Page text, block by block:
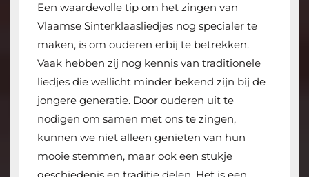
Een waardevolle tip om het zingen van
Vlaamse Sinterklaasliedjes nog specialer te
maken, is om ouderen erbij te betrekken.
Vaak hebben zij nog kennis van traditionele
liedjes die wellicht minder bekend zijn bij de
jongere generatie. Door ouderen uit te
nodigen om samen met ons te zingen,
kunnen we niet alleen genieten van hun
mooie stemmen, maar ook een stukje